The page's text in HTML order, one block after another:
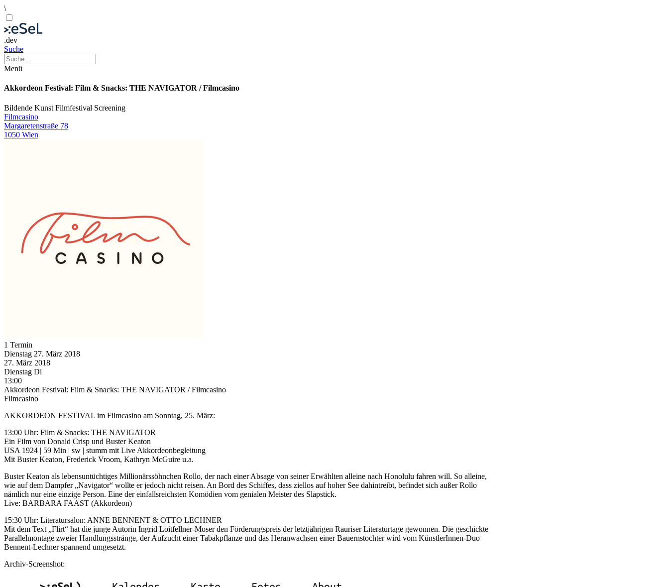
\
.dev
Suche
Menü
Akkordeon Festival: Film & Snacks: THE NAVIGATOR / Filmcasino
Bildende Kunst Filmfestival Screening
Filmcasino
Margaretenstraße 78
1050 Wien
1 Termin
Dienstag 27. März 2018
27. März 2018
Dienstag Di
13:00
Akkordeon Festival: Film & Snacks: THE NAVIGATOR / Filmcasino
Filmcasino
AKKORDEON FESTIVAL im Filmcasino am Sonntag, 25. März:
13:00 Uhr: Film & Snacks: THE NAVIGATOR
Ein Film von Donald Crisp und Buster Keaton
USA 1924 | 59 Min | sw | stumm mit Live Akkordeonbegleitung
Mit Buster Keaton, Frederick Vroom, Kathryn McGuire u.a.
Buster Keaton als lebensuntüchtiges Millionärssöhnchen Rollo, der nach einer Absage von seiner Erwählten alleine nach Honolulu fahren will. So alleine,
wie auf dem Dampfer „Navigator“ wollte er jedoch nicht reisen. An Bord des Schiffes, dass ziellos auf hoher See dahintreibt, befindet sich außer Rollo
nämlich nur eine einzige Person. Eine der einfallsreichsten Komödien vom genialen Meister des Slapstick.
Live: BARBARA FAAST (Akkordeon)
15:30 Uhr: Literatursalon: ANNE BENNENT & OTTO LECHNER
Mit dem Text „Flirt“ hat die junge Autorin Ingrid Loitfellner-Moser den Förderungspreis der letztjährigen Rauriser Literaturtage gewonnen. Die geschickte
Parallelmontage zweier Handlungsstränge, der Aufzucht einer Tabakpflanze und das Heranwachsen einer Bauernstochter wird vom KünstlerInnen-Duo
Bennent-Lechner spannend umgesetzt.
Archiv-Screenshot: